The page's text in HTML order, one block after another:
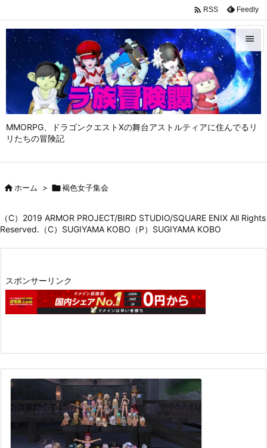
MMORPG、ドラゴンクエストⅩの舞台アストルティアに住んでるリ
リたちの冒険記


メニュ

サイド

 RSS Feedly
ホーム > 褐色女子集会
（C）2019 ARMOR PROJECT/BIRD STUDIO/SQUARE ENIX All Rights
Reserved.（C）SUGIYAMA KOBO（P）SUGIYAMA KOBO
スポンサーリンク